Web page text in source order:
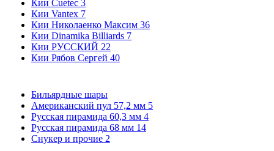
Кии Cuetec 3
Кии Vantex 7
Кии Николаенко Максим 36
Кии Dinamika Billiards 7
Кии РУССКИЙ 22
Кии Рябов Сергей 40
Бильярдные шары
Американский пул 57,2 мм 5
Русская пирамида 60,3 мм 4
Русская пирамида 68 мм 14
Снукер и прочие 2